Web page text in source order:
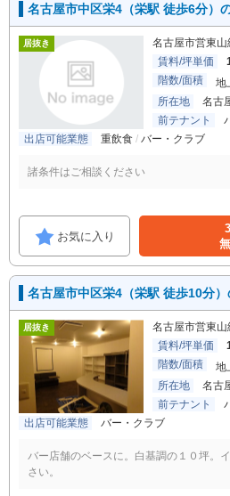
名古屋市中区栄4（栄駅 徒歩6分）
居抜き 名古屋市営東山
賃料/坪単価
階数/面積
地
所在地
名古
前テナント
出店可能業態
重飲食 バー・クラブ
諸条件はご相談ください
お気に入り
名古屋市中区栄4（栄駅 徒歩10分
居抜き 名古屋市営東山
賃料/坪単価
階数/面積
地
所在地
名古
前テナント
出店可能業態
バー・クラブ
バー店舗のベースに。白基調の１０坪。
さい。